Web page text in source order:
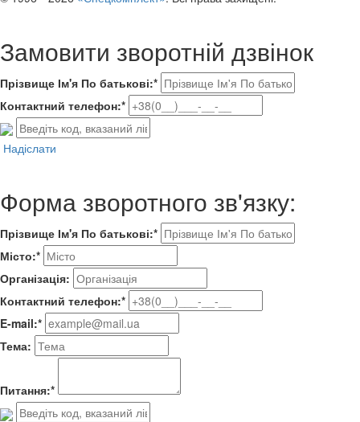
Замовити зворотній дзвінок
Прізвище Ім'я По батькові:*
Контактний телефон:*
Надіслати
Форма зворотного зв'язку:
Прізвище Ім'я По батькові:*
Місто:*
Організація:
Контактний телефон:*
E-mail:*
Тема:
Питання:*